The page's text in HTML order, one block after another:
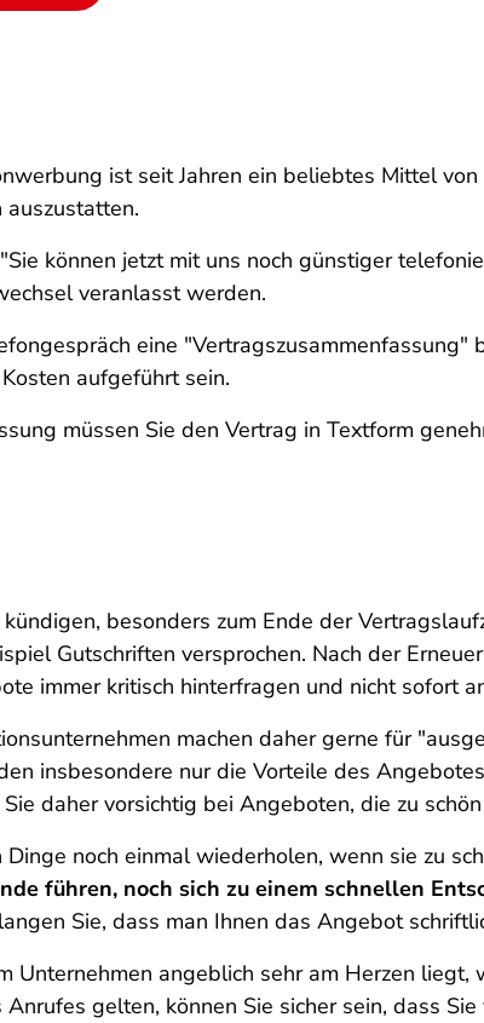
ist seit Jahren ein beliebtes Mittel
können jetzt mit uns noch günstiger
veranlasst werden.
eine
aufgeführt sein.
müssen Sie den Vertrag in Textform
besonders zum Ende der
Gutschriften versprochen. Nach der
immer kritisch hinterfragen und nicht sofort
machen daher gerne für
insbesondere nur die Vorteile des
daher vorsichtig bei Angeboten, die zu
noch einmal wiederholen, wenn sie zu
führen, noch sich zu einem schnellen
Sie, dass man Ihnen das Angebot
Unternehmen angeblich sehr am Herzen
gelten, können Sie sicher sein, dass